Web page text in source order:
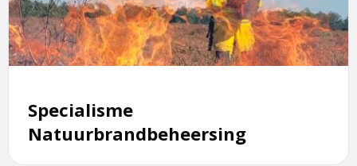
Specialisme
Natuurbrandbeheersing